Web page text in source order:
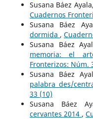
Susana Báez
Cuadernos
Susana Báez
dormida ,
Susana Báez
memoria: el
Fronterizos: Núm.
Susana Báez
palabra des/
33 (10)
Susana Báez
cervantes 2014 ,